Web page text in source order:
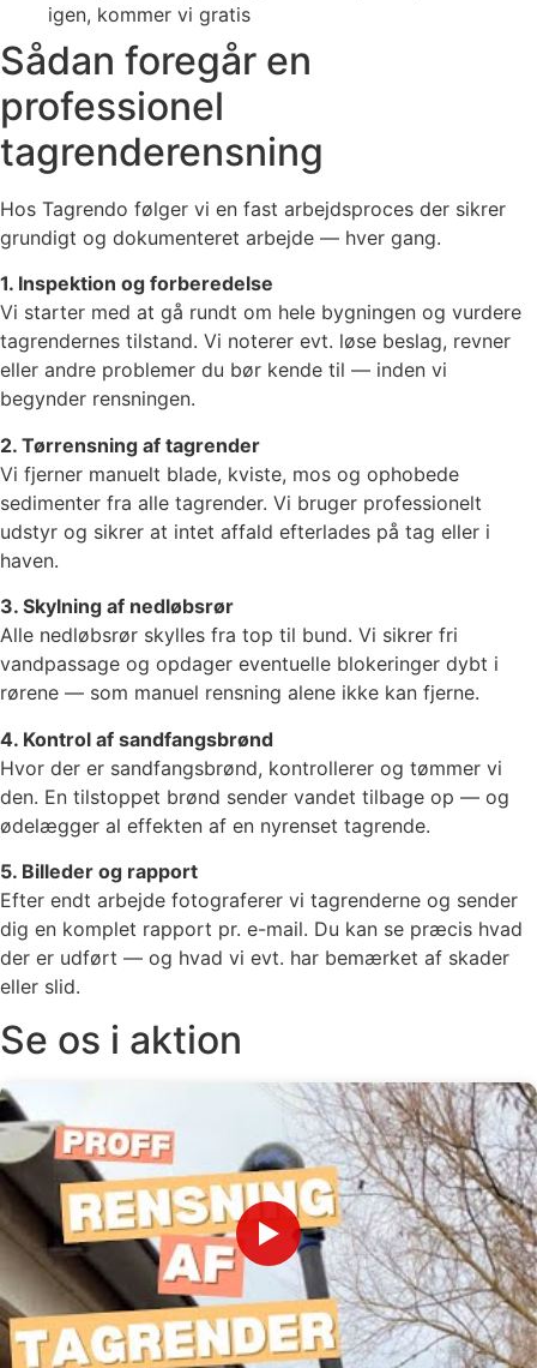
igen, kommer vi gratis
Sådan foregår en
professionel
tagrenderensning
Hos Tagrendo følger vi en fast arbejdsproces der sikrer
grundigt og dokumenteret arbejde — hver gang.
1. Inspektion og forberedelse
Vi starter med at gå rundt om hele bygningen og vurdere
tagrendernes tilstand. Vi noterer evt. løse beslag, revner
eller andre problemer du bør kende til — inden vi
begynder rensningen.
2. Tørrensning af tagrender
Vi fjerner manuelt blade, kviste, mos og ophobede
sedimenter fra alle tagrender. Vi bruger professionelt
udstyr og sikrer at intet affald efterlades på tag eller i
haven.
3. Skylning af nedløbsrør
Alle nedløbsrør skylles fra top til bund. Vi sikrer fri
vandpassage og opdager eventuelle blokeringer dybt i
rørene — som manuel rensning alene ikke kan fjerne.
4. Kontrol af sandfangsbrønd
Hvor der er sandfangsbrønd, kontrollerer og tømmer vi
den. En tilstoppet brønd sender vandet tilbage op — og
ødelægger al effekten af en nyrenset tagrende.
5. Billeder og rapport
Efter endt arbejde fotograferer vi tagrenderne og sender
dig en komplet rapport pr. e-mail. Du kan se præcis hvad
der er udført — og hvad vi evt. har bemærket af skader
eller slid.
Se os i aktion
▶